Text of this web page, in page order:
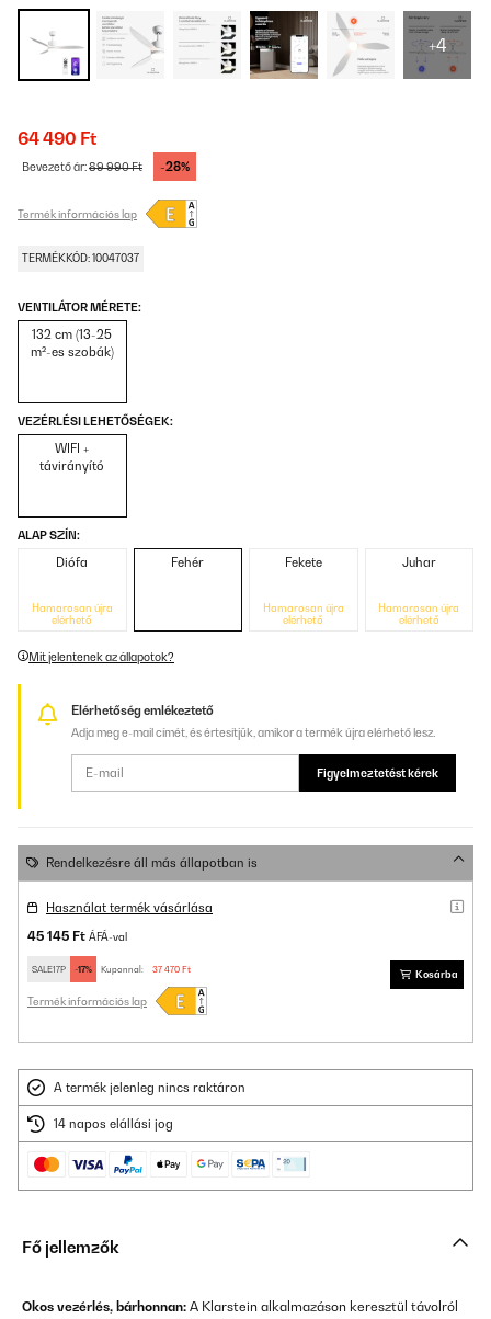
+4
64 490 Ft
Bevezető ár:89 990 Ft -28%
Termék információs lap
TERMÉKKÓD: 10047037
VENTILÁTOR MÉRETE:
132 cm (13-25
m²-es szobák)
VEZÉRLÉSI LEHETŐSÉGEK:
WIFI +
távirányító
ALAP SZÍN:
Diófa
Hamarosan újra
elérhető
Fehér Fekete
Hamarosan újra
elérhető
Juhar
Hamarosan újra
elérhető
Mit jelentenek az állapotok?
Elérhetőség emlékeztető
Adja meg e-mail címét, és értesítjük, amikor a termék újra elérhető lesz.
Figyelmeztetést kérek
Rendelkezésre áll más állapotban is
Használat termék vásárlása
45 145 Ft ÁFÁ-val
SALE17P -17% Kuponnal: 37 470 Ft
Termék információs lap
Kosárba
A termék jelenleg nincs raktáron
14 napos elállási jog
Fő jellemzők
Okos vezérlés, bárhonnan: A Klarstein alkalmazáson keresztül távolról